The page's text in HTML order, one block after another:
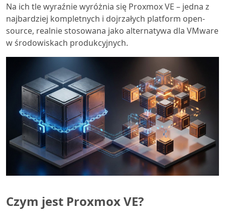
Na ich tle wyraźnie wyróżnia się Proxmox VE – jedna z
najbardziej kompletnych i dojrzałych platform open-
source, realnie stosowana jako alternatywa dla VMware
w środowiskach produkcyjnych.
Czym jest Proxmox VE?